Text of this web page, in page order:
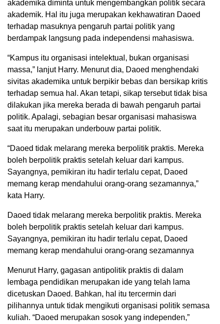
akademika diminta untuk mengembangkan politik secara
akademik. Hal itu juga merupakan kekhawatiran Daoed
terhadap masuknya pengaruh partai politik yang
berdampak langsung pada independensi mahasiswa.
“Kampus itu organisasi intelektual, bukan organisasi
massa,” lanjut Harry. Menurut dia, Daoed menghendaki
sivitas akademika untuk berpikir bebas dan bersikap kritis
terhadap semua hal. Akan tetapi, sikap tersebut tidak bisa
dilakukan jika mereka berada di bawah pengaruh partai
politik. Apalagi, sebagian besar organisasi mahasiswa
saat itu merupakan underbouw partai politik.
“Daoed tidak melarang mereka berpolitik praktis. Mereka
boleh berpolitik praktis setelah keluar dari kampus.
Sayangnya, pemikiran itu hadir terlalu cepat, Daoed
memang kerap mendahului orang-orang sezamannya,”
kata Harry.
Daoed tidak melarang mereka berpolitik praktis. Mereka
boleh berpolitik praktis setelah keluar dari kampus.
Sayangnya, pemikiran itu hadir terlalu cepat, Daoed
memang kerap mendahului orang-orang sezamannya
Menurut Harry, gagasan antipolitik praktis di dalam
lembaga pendidikan merupakan ide yang telah lama
dicetuskan Daoed. Bahkan, hal itu tercermin dari
pilihannya untuk tidak mengikuti organisasi politik semasa
kuliah. “Daoed merupakan sosok yang independen,”